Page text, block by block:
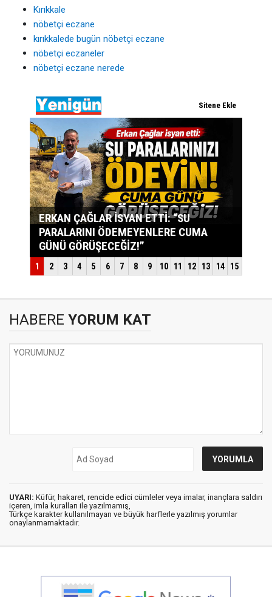
Kırıkkale
nöbetçi eczane
kırıkkalede bugün nöbetçi eczane
nöbetçi eczaneler
nöbetçi eczane nerede
HABERE YORUM KAT
UYARI: Küfür, hakaret, rencide edici cümleler veya imalar, inançlara saldırı
içeren, imla kuralları ile yazılmamış,
Türkçe karakter kullanılmayan ve büyük harflerle yazılmış yorumlar
onaylanmamaktadır.